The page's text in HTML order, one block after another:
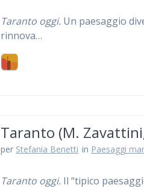
Taranto oggi. Un paesaggio
rinnova…
Taranto (M.
per Stefania Benetti in Paesaggi
Taranto oggi. Il “tipico